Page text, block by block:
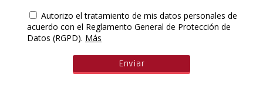
Autorizo el tratamiento de mis datos personales de
acuerdo con el Reglamento General de Protección de
Datos (RGPD). Más